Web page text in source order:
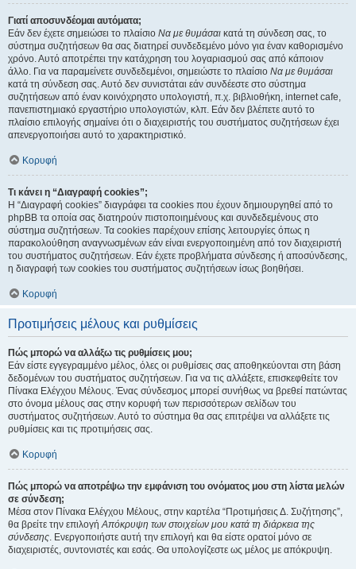
Γιατί αποσυνδέομαι αυτόματα;
Εάν δεν έχετε σημειώσει το πλαίσιο Να με θυμάσαι κατά τη σύνδεση σας, το
σύστημα συζητήσεων θα σας διατηρεί συνδεδεμένο μόνο για έναν καθορισμένο
χρόνο. Αυτό αποτρέπει την κατάχρηση του λογαριασμού σας από κάποιον
άλλο. Για να παραμείνετε συνδεδεμένοι, σημειώστε το πλαίσιο Να με θυμάσαι
κατά τη σύνδεση σας. Αυτό δεν συνιστάται εάν συνδέεστε στο σύστημα
συζητήσεων από έναν κοινόχρηστο υπολογιστή, π.χ. βιβλιοθήκη, internet cafe,
πανεπιστημιακό εργαστήριο υπολογιστών, κλπ. Εάν δεν βλέπετε αυτό το
πλαίσιο επιλογής σημαίνει ότι ο διαχειριστής του συστήματος συζητήσεων έχει
απενεργοποιήσει αυτό το χαρακτηριστικό.
Κορυφή
Τι κάνει η “Διαγραφή cookies”;
Η “Διαγραφή cookies” διαγράφει τα cookies που έχουν δημιουργηθεί από το
phpBB τα οποία σας διατηρούν πιστοποιημένους και συνδεδεμένους στο
σύστημα συζητήσεων. Τα cookies παρέχουν επίσης λειτουργίες όπως η
παρακολούθηση αναγνωσμένων εάν είναι ενεργοποιημένη από τον διαχειριστή
του συστήματος συζητήσεων. Εάν έχετε προβλήματα σύνδεσης ή αποσύνδεσης,
η διαγραφή των cookies του συστήματος συζητήσεων ίσως βοηθήσει.
Κορυφή
Προτιμήσεις μέλους και ρυθμίσεις
Πώς μπορώ να αλλάξω τις ρυθμίσεις μου;
Εάν είστε εγγεγραμμένο μέλος, όλες οι ρυθμίσεις σας αποθηκεύονται στη βάση
δεδομένων του συστήματος συζητήσεων. Για να τις αλλάξετε, επισκεφθείτε τον
Πίνακα Ελέγχου Μέλους. Ένας σύνδεσμος μπορεί συνήθως να βρεθεί πατώντας
στο όνομα μέλους σας στην κορυφή των περισσότερων σελίδων του
συστήματος συζητήσεων. Αυτό το σύστημα θα σας επιτρέψει να αλλάξετε τις
ρυθμίσεις και τις προτιμήσεις σας.
Κορυφή
Πώς μπορώ να αποτρέψω την εμφάνιση του ονόματος μου στη λίστα μελών
σε σύνδεση;
Μέσα στον Πίνακα Ελέγχου Μέλους, στην καρτέλα “Προτιμήσεις Δ. Συζήτησης”,
θα βρείτε την επιλογήΑπόκρυψη των στοιχείων μου κατά τη διάρκεια της
σύνδεσης. Ενεργοποιήστε αυτή την επιλογή και θα είστε ορατοί μόνο σε
διαχειριστές, συντονιστές και εσάς. Θα υπολογίζεστε ως μέλος με απόκρυψη.